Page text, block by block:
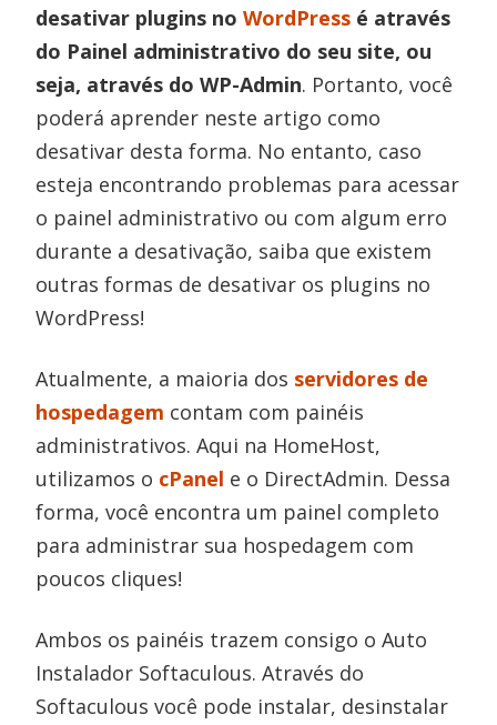
desativar plugins noWordPress é através
do Painel administrativo do seu site, ou
seja, através do WP-Admin. Portanto, você
poderá aprender neste artigo como
desativar desta forma. No entanto, caso
esteja encontrando problemas para acessar
o painel administrativo ou com algum erro
durante a desativação, saiba que existem
outras formas de desativar os plugins no
WordPress!
Atualmente, a maioria dos servidores de
hospedagem contam com painéis
administrativos. Aqui na HomeHost,
utilizamos o cPanel e o DirectAdmin. Dessa
forma, você encontra um painel completo
para administrar sua hospedagem com
poucos cliques!
Ambos os painéis trazem consigo o Auto
Instalador Softaculous. Através do
Softaculous você pode instalar, desinstalar